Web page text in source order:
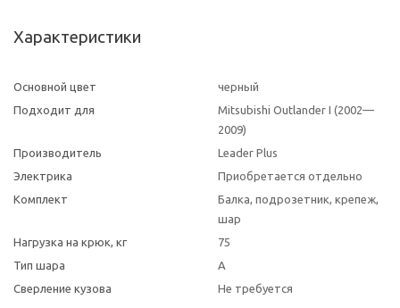
Характеристики
Основной цвет
черный
Подходит для
Mitsubishi Outlander I (2002—
2009)
Производитель
Leader Plus
Электрика
Приобретается отдельно
Комплект
Балка, подрозетник, крепеж,
шар
Нагрузка на крюк, кг
75
Тип шара
A
Сверление кузова
Не требуется